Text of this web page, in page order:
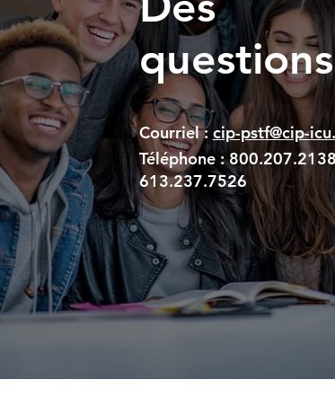
Courriel :cip-pstf@cip-
Téléphone :
613.237.7526